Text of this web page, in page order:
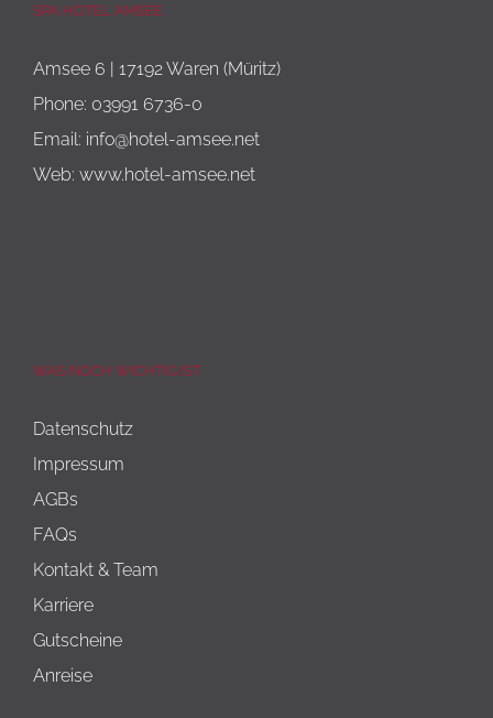
SPA HOTEL AMSEE
Amsee 6 | 17192 Waren (Müritz)
Phone: 03991 6736-0
Email: info@hotel-amsee.net
Web: www.hotel-amsee.net
WAS NOCH WICHTIG IST
Datenschutz
Impressum
AGBs
FAQs
Kontakt & Team
Karriere
Gutscheine
Anreise